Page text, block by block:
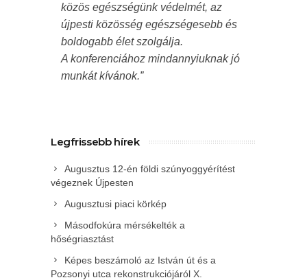
közös egészségünk védelmét, az
újpesti közösség egészségesebb és
boldogabb élet szolgálja.
A konferenciához mindannyiuknak jó
munkát kívánok.”
Legfrissebb hírek
Augusztus 12-én földi szúnyoggyérítést
végeznek Újpesten
Augusztusi piaci körkép
Másodfokúra mérsékelték a
hőségriasztást
Képes beszámoló az István út és a
Pozsonyi utca rekonstrukciójáról X.